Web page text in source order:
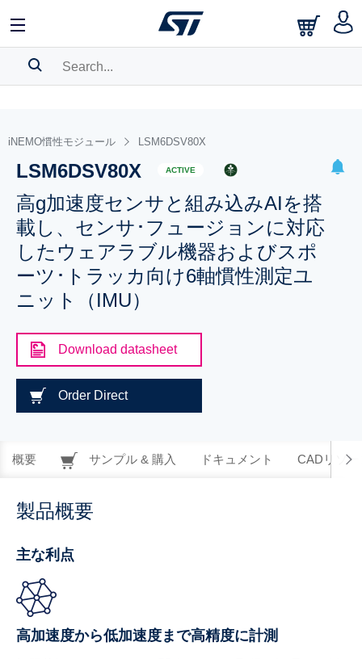
BOOKMARK
Pleaselog into show your saved searches.
iNEMO慣性モジュール LSM6DSV80X
LSM6DSV80X ACTIVE
高g加速度センサと組み込みAIを搭
載し、センサ･フュージョンに対応
したウェアラブル機器およびスポ
ーツ･トラッカ向け6軸慣性測定ユ
ニット（IMU）
Download datasheet
Order Direct
概要 サンプル & 購入 ドキュメント CADリソー
製品概要
主な利点
高加速度から低加速度まで高精度に計測